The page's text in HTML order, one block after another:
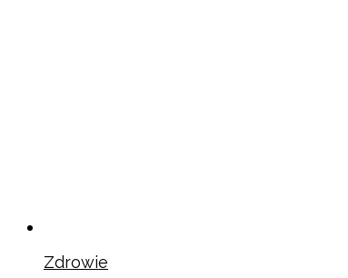
Zdrowie